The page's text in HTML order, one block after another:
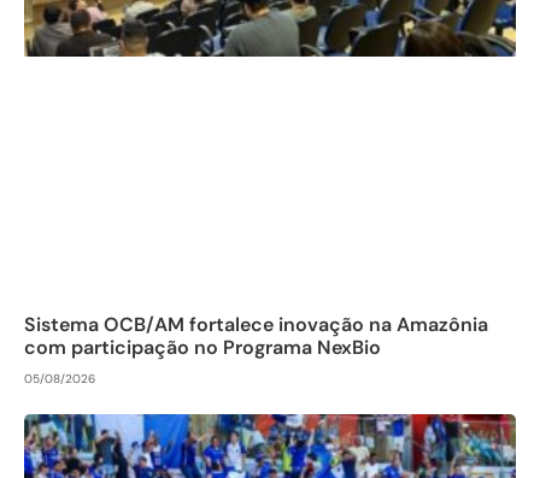
Sistema OCB/AM fortalece inovação na Amazônia
com participação no Programa NexBio
05/08/2026